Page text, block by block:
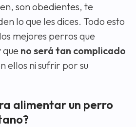
son obedientes, te
lo que les dices. Todo esto
mejores perros que
no será tan complicado
ellos ni sufrir por su
alimentar un perro